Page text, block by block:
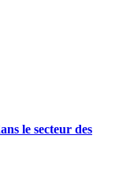
le secteur des